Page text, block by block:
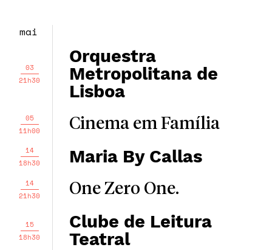
mai
03
21h30
Orquestra
Metropolitana de
Lisboa
05
11h00
Cinema em Família
14
18h30
Maria By Callas
14
21h30
One Zero One.
15
18h30
Clube de Leitura
Teatral